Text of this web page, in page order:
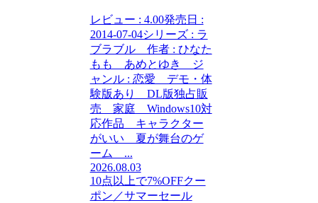
レビュー : 4.00発売日 :
2014-07-04シリーズ : ラ
ブラブル 作者 : ひなた
もも あめとゆき ジ
ャンル : 恋愛 デモ・体
験版あり DL版独占販
売 家庭 Windows10対
応作品 キャラクター
がいい 夏が舞台のゲ
ーム ...
2026.08.03
10点以上で7%OFFクー
ポン／サマーセール